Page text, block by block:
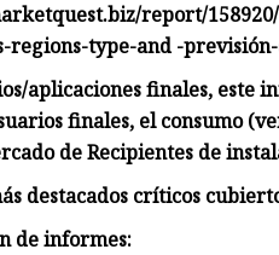
report/
type-and -
aplicaciones finales, este
finales, el consumo
de Recipientes de
destacados críticos
de informes: